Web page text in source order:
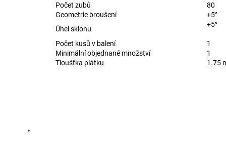
Počet zubů
80
Geometrie broušení
+5°
Úhel sklonu
+5°
Počet kusů v balení
1
Minimální objednané množství
1
Tloušťka plátku
1.75